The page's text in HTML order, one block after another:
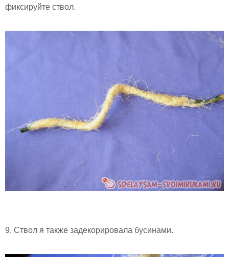
фиксируйте ствол.
9. Ствол я также задекорировала бусинами.